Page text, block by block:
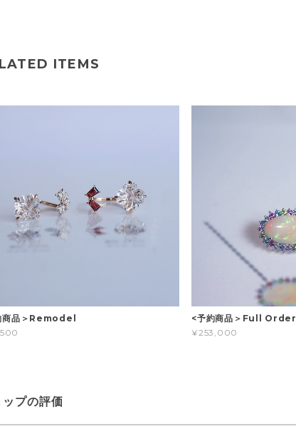
ITEMS
商品＞Remodel
<予約商品＞Full Order
¥253,000
ップの評価